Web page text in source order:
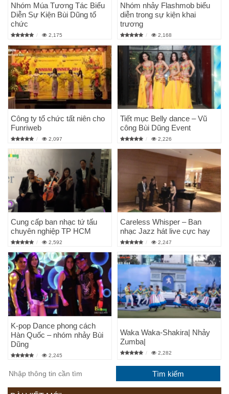
Nhóm Múa Tương Tác Biểu
Diễn Sự Kiện Bùi Dũng tổ
chức
2,175
Nhóm nhảy Flashmob biểu
diễn trong sự kiện khai
trương
2,168
Công ty tổ chức tất niên cho
Funriweb
2,097
Tiết mục Belly dance – Vũ
công Bùi Dũng Event
2,226
Cung cấp ban nhạc tứ tấu
chuyên nghiệp TP HCM
2,592
Careless Whisper – Ban
nhạc Jazz hát live cực hay
2,247
K-pop Dance phong cách
Hàn Quốc – nhóm nhảy Bùi
Dũng
2,245
Waka Waka-Shakira| Nhảy
Zumba|
2,282